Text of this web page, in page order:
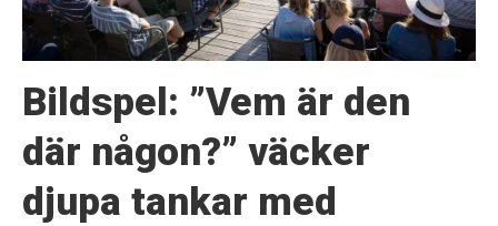
Bildspel: ”Vem är den
där någon?” väcker
djupa tankar med